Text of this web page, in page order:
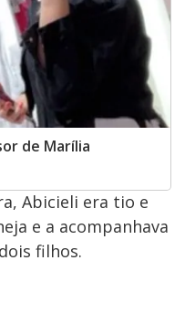
de Marília
Abicieli era tio e
e a acompanhava
filhos.